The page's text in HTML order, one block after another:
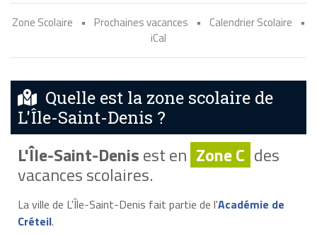
Zone Scolaire • Prochaines vacances • Calendrier Scolaire
•
iCal
Quelle est la zone scolaire de
L'Île-Saint-Denis ?
L'Île-Saint-Denisest en Zone C des
vacances scolaires.
La ville de L'Île-Saint-Denis fait partie de l'Académie de
Créteil.